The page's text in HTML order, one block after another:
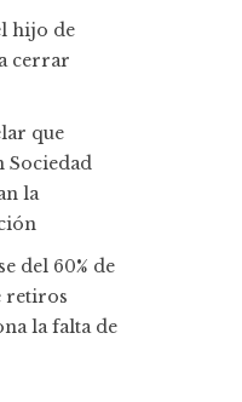
hijo de
cerrar
que
Sociedad
la
del 60% de
retiros
la falta de